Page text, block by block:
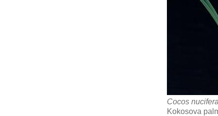
Cocos
Kokosova